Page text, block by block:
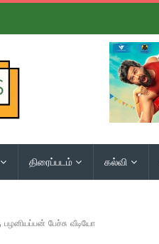
திரைப்படம் கல்வி
பழனியப்பன் பேச்சு வீடியோ